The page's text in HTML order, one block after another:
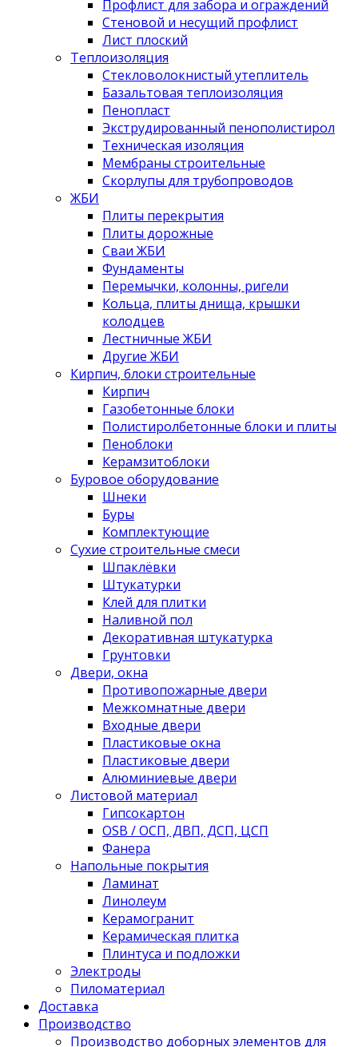
Профлист для забора и ограждений
Стеновой и несущий профлист
Лист плоский
Теплоизоляция
Стекловолокнистый утеплитель
Базальтовая теплоизоляция
Пенопласт
Экструдированный пенополистирол
Техническая изоляция
Мембраны строительные
Скорлупы для трубопроводов
ЖБИ
Плиты перекрытия
Плиты дорожные
Сваи ЖБИ
Фундаменты
Перемычки, колонны, ригели
Кольца, плиты днища, крышки
колодцев
Лестничные ЖБИ
Другие ЖБИ
Кирпич, блоки строительные
Кирпич
Газобетонные блоки
Полистиролбетонные блоки и плиты
Пеноблоки
Керамзитоблоки
Буровое оборудование
Шнеки
Буры
Комплектующие
Сухие строительные смеси
Шпаклёвки
Штукатурки
Клей для плитки
Наливной пол
Декоративная штукатурка
Грунтовки
Двери, окна
Противопожарные двери
Межкомнатные двери
Входные двери
Пластиковые окна
Пластиковые двери
Алюминиевые двери
Листовой материал
Гипсокартон
OSB / ОСП, ДВП, ДСП, ЦСП
Фанера
Напольные покрытия
Ламинат
Линолеум
Керамогранит
Керамическая плитка
Плинтуса и подложки
Электроды
Пиломатериал
Доставка
Производство
Производство доборных элементов для